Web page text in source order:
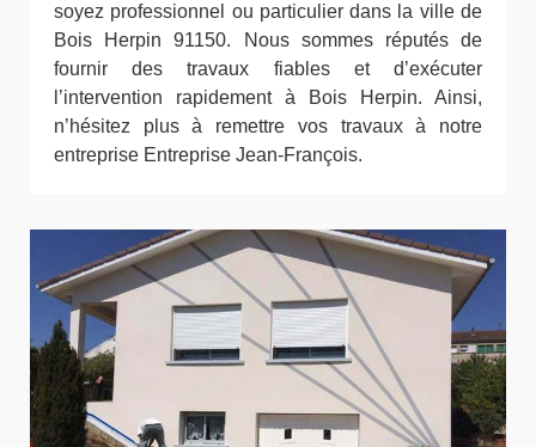
soyez professionnel ou particulier dans la ville de
Bois Herpin 91150. Nous sommes réputés de
fournir des travaux fiables et d’exécuter
l’intervention rapidement à Bois Herpin. Ainsi,
n’hésitez plus à remettre vos travaux à notre
entreprise Entreprise Jean-François.